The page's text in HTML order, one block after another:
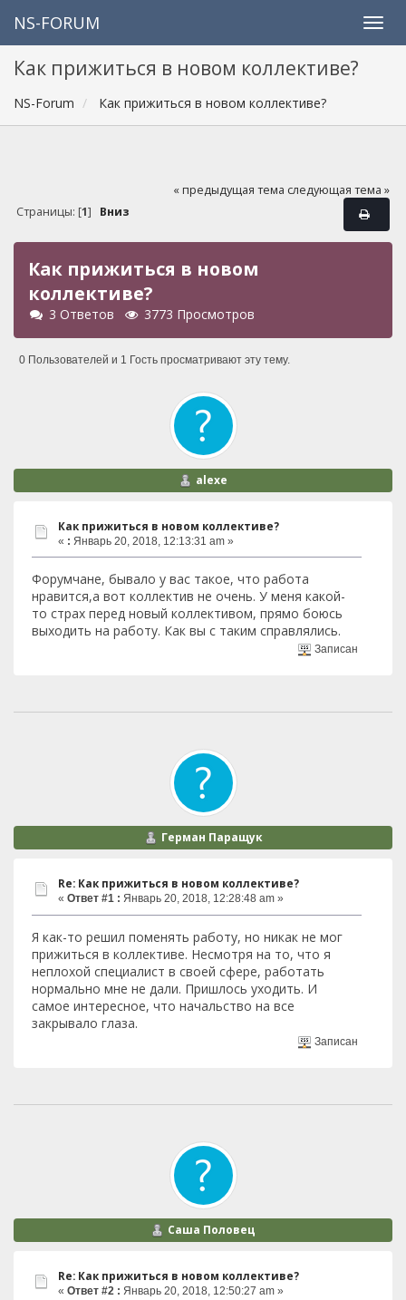
NS-FORUM
Как прижиться в новом коллективе?
NS-Forum Как прижиться в новом коллективе?
« предыдущая тема следующая тема »
Страницы: [1] Вниз
Как прижиться в новом
коллективе?
3 Ответов 3773 Просмотров
0 Пользователей и 1 Гость просматривают эту тему.
alexe
Как прижиться в новом коллективе?
« : Январь 20, 2018, 12:13:31 am »
Форумчане, бывало у вас такое, что работа
нравится,а вот коллектив не очень. У меня какой-
то страх перед новый коллективом, прямо боюсь
выходить на работу. Как вы с таким справлялись.
Записан
Герман Паращук
Re: Как прижиться в новом коллективе?
« Ответ #1 : Январь 20, 2018, 12:28:48 am »
Я как-то решил поменять работу, но никак не мог
прижиться в коллективе. Несмотря на то, что я
неплохой специалист в своей сфере, работать
нормально мне не дали. Пришлось уходить. И
самое интересное, что начальство на все
закрывало глаза.
Записан
Саша Половец
Re: Как прижиться в новом коллективе?
« Ответ #2 : Январь 20, 2018, 12:50:27 am »